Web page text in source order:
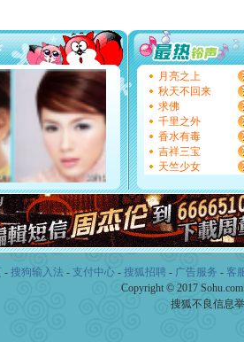
你太多，只有给你五千万
要平安！千万要知足！千
[圣诞节]不只这样的日子才
能正大光明地骚扰你,告诉
天都要快乐噢!
[圣诞节]奉上一颗祝福的心,
如意,快乐,鲜花,一切美好
[元旦]
看到你我会触电；
断电。爱你是我职业，想
你是我专业！水晶之恋祝你
[元旦]
起；二是再生再世和你在
离。水晶之恋祝你新年快乐
[元旦]当我狠下心扭头离去
泣，这痛楚让我明白我多
卖了。水晶之恋祝你新年快
[春节]风柔雨润好月圆，半
颜！冬去春来似水如烟，
道一声平安！新年吉祥万事
月亮之上
秋天不回来
求佛
千里之外
香水有毒
吉祥三宝
天竺少女
- 搜狗输入法 - 支付中心- 搜狐招聘- 广告服务 - 客
Copyright © 2017
搜狐不良信息